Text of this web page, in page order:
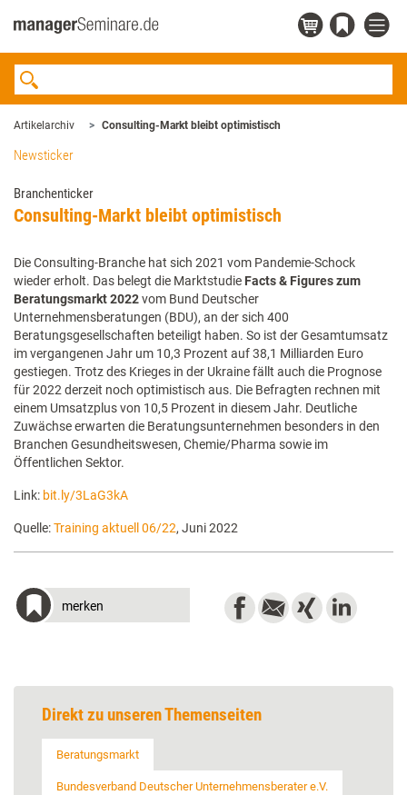
Artikelarchiv Consulting-Markt bleibt optimistisch
Newsticker
Branchenticker
Consulting-Markt bleibt optimistisch
Die Consulting-Branche hat sich 2021 vom Pandemie-Schock
wieder erholt. Das belegt die Marktstudie Facts & Figures zum
Beratungsmarkt 2022vom Bund Deutscher
Unternehmensberatungen (BDU), an der sich 400
Beratungsgesellschaften beteiligt haben. So ist der Gesamtumsatz
im vergangenen Jahr um 10,3 Prozent auf 38,1 Milliarden Euro
gestiegen. Trotz des Krieges in der Ukraine fällt auch die Prognose
für 2022 derzeit noch optimistisch aus. Die Befragten rechnen mit
einem Umsatzplus von 10,5 Prozent in diesem Jahr. Deutliche
Zuwächse erwarten die Beratungsunternehmen besonders in den
Branchen Gesundheitswesen, Chemie/Pharma sowie im
Öffentlichen Sektor.
Link: bit.ly/3LaG3kA
Quelle:Training aktuell 06/22, Juni 2022
merken
Direkt zu unseren Themenseiten
Beratungsmarkt
Bundesverband Deutscher Unternehmensberater e.V.